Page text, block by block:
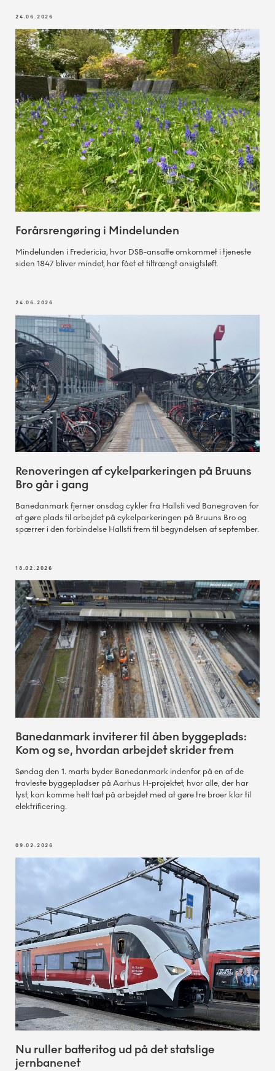
24.06.2026
Forårsrengøring i Mindelunden
Mindelunden i Fredericia, hvor DSB-ansatte omkommet i tjeneste
siden 1847 bliver mindet, har fået et tiltrængt ansigtsløft.
24.06.2026
Renoveringen af cykelparkeringen på Bruuns
Bro går i gang
Banedanmark fjerner onsdag cykler fra Hallsti ved Banegraven for
at gøre plads til arbejdet på cykelparkeringen på Bruuns Bro og
spærrer i den forbindelse Hallsti frem til begyndelsen af september.
18.02.2026
Banedanmark inviterer til åben byggeplads:
Kom og se, hvordan arbejdet skrider frem
Søndag den 1. marts byder Banedanmark indenfor på en af de
travleste byggepladser på Aarhus H-projektet, hvor alle, der har
lyst, kan komme helt tæt på arbejdet med at gøre tre broer klar til
elektrificering.
09.02.2026
Nu ruller batteritog ud på det statslige
jernbanenet